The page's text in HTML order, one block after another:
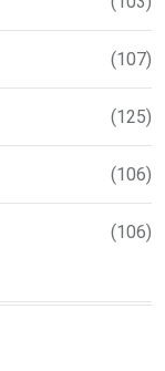
(107)
(125)
(106)
(106)